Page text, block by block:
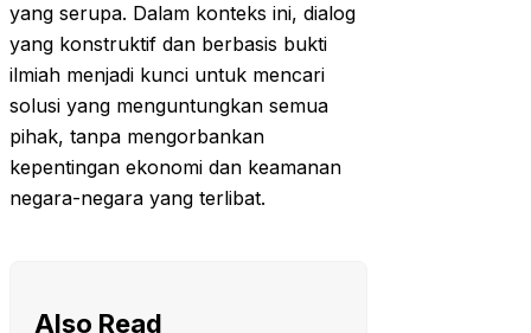
yang serupa. Dalam konteks ini, dialog
yang konstruktif dan berbasis bukti
ilmiah menjadi kunci untuk mencari
solusi yang menguntungkan semua
pihak, tanpa mengorbankan
kepentingan ekonomi dan keamanan
negara-negara yang terlibat.
Also Read